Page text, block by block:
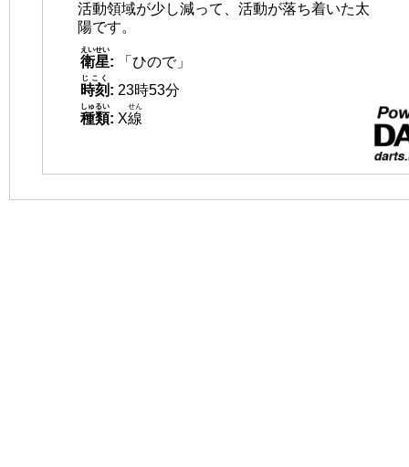
活動領域が少し減って、活動が落ち着いた太
陽です。
衛星
えいせい
:
「ひので」
時刻
じこく
: 23時53分
種類
しゅるい
: X線
せん